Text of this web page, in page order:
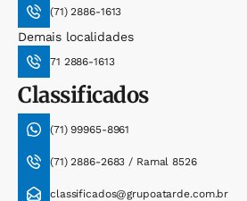
(71) 2886-1613
Demais localidades
71 2886-1613
Classificados
(71) 99965-8961
(71) 2886-2683 / Ramal 8526
classificados@grupoatarde.com.br